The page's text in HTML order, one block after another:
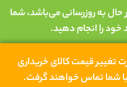
حال به روزرسانی می‌باشد، شما
را انجام دهید.
قیمت کالای خریداری
شما تماس خواهند گرفت.